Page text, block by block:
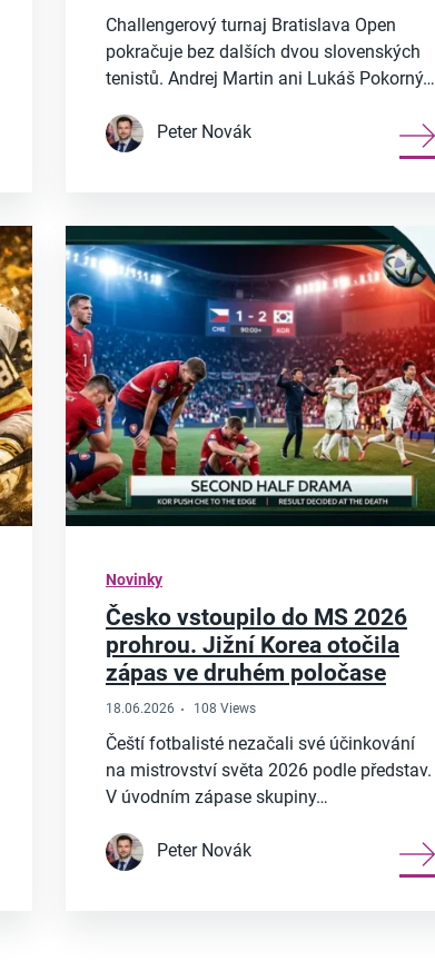
Challengerový turnaj Bratislava Open
pokračuje bez dalších dvou slovenských
tenistů. Andrej Martin ani Lukáš Pokorný…
Peter Novák
Novinky
Česko vstoupilo do MS 2026
prohrou. Jižní Korea otočila
zápas ve druhém poločase
18.06.2026 108 Views
Čeští fotbalisté nezačali své účinkování
na mistrovství světa 2026 podle představ.
V úvodním zápase skupiny…
Peter Novák